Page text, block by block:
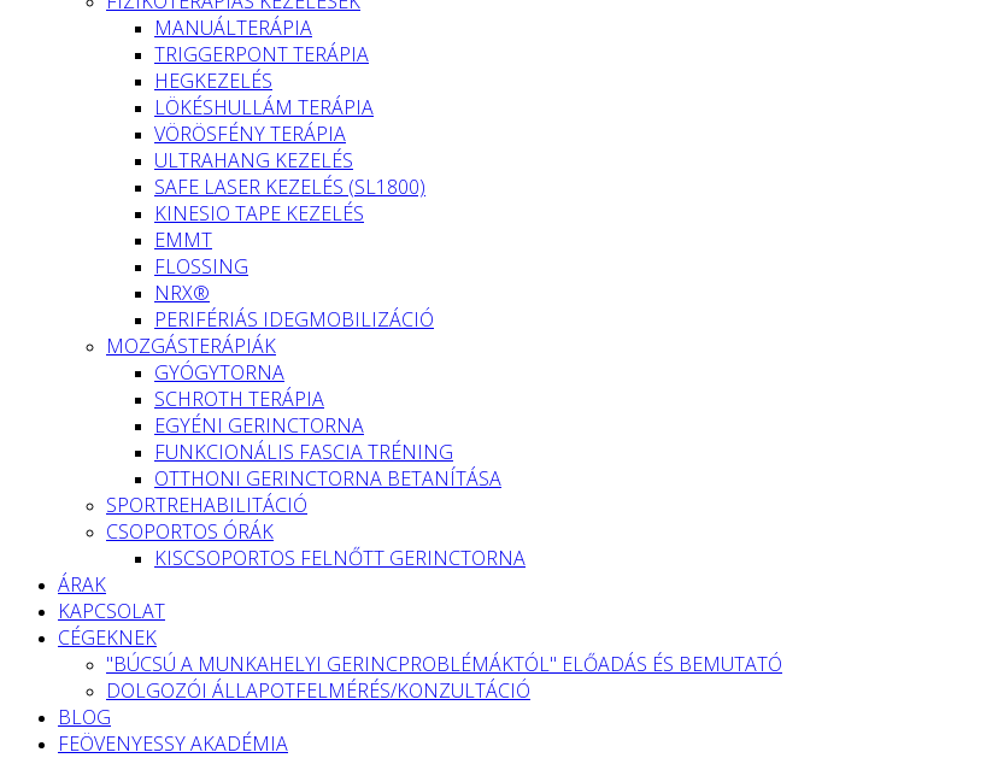
MANUÁLTERÁPIA
TRIGGERPONT TERÁPIA
HEGKEZELÉS
LÖKÉSHULLÁM TERÁPIA
VÖRÖSFÉNY TERÁPIA
ULTRAHANG KEZELÉS
SAFE LASER KEZELÉS (SL1800)
KINESIO TAPE KEZELÉS
EMMT
FLOSSING
NRX®
PERIFÉRIÁS IDEGMOBILIZÁCIÓ
MOZGÁSTERÁPIÁK
GYÓGYTORNA
SCHROTH TERÁPIA
EGYÉNI GERINCTORNA
FUNKCIONÁLIS FASCIA TRÉNING
OTTHONI GERINCTORNA BETANÍTÁSA
SPORTREHABILITÁCIÓ
CSOPORTOS ÓRÁK
KISCSOPORTOS FELNŐTT GERINCTORNA
ÁRAK
KAPCSOLAT
CÉGEKNEK
"BÚCSÚ A MUNKAHELYI GERINCPROBLÉMÁKTÓL" ELŐADÁS ÉS BEMUTATÓ
DOLGOZÓI ÁLLAPOTFELMÉRÉS/KONZULTÁCIÓ
BLOG
FEÖVENYESSY AKADÉMIA